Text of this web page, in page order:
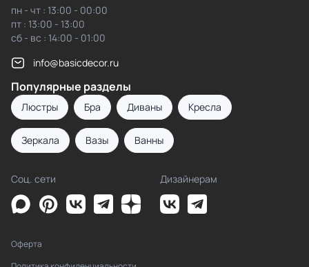
пн - чт : 13:00 - 00:00
пт : 13:00 - 13:00
сб - вс : 14:00 - 01:00
info@basicdecor.ru
Популярные разделы
Люстры Бра Диваны Кресла
Зеркала Вазы Ванны
Соц. сети Дизайнерам
Оферта